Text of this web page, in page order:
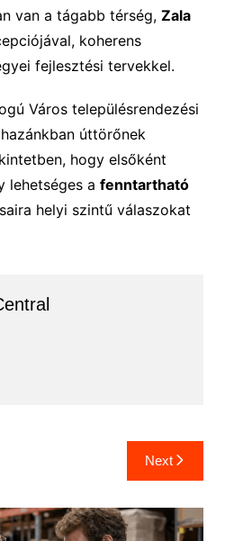
van a tágabb térség, Zala
koherens
fejlesztési tervekkel.
Város településrendezési
úttörőnek
hogy elsőként
lehetséges a fenntartható
helyi szintű válaszokat
Next